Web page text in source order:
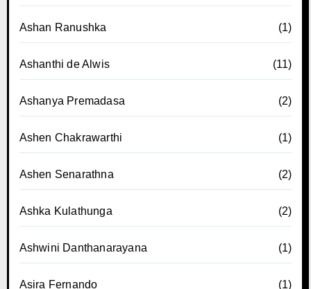
Ashan Ranushka (1)
Ashanthi de Alwis (11)
Ashanya Premadasa (2)
Ashen Chakrawarthi (1)
Ashen Senarathna (2)
Ashka Kulathunga (2)
Ashwini Danthanarayana (1)
Asira Fernando (1)